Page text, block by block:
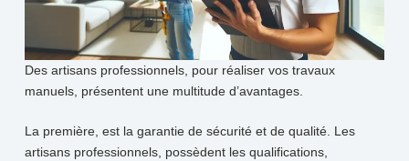
Des artisans professionnels, pour réaliser vos travaux
manuels, présentent une multitude d’avantages.
La première, est la garantie de sécurité et de qualité. Les
artisans professionnels, possèdent les qualifications,